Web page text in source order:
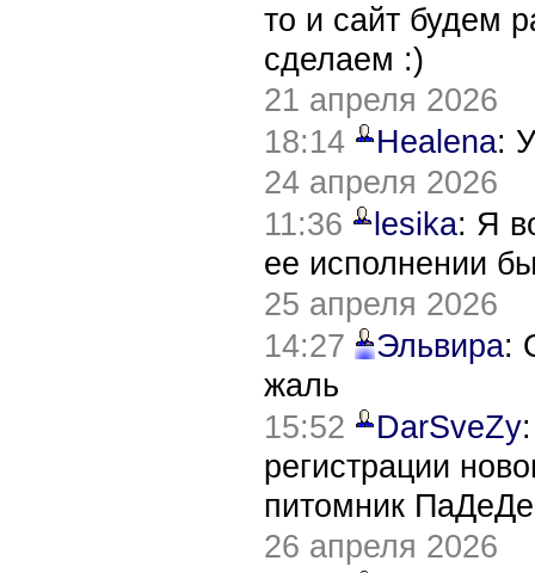
то и сайт будем
сделаем :)
21 апреля 2026
18:14
Healena:
24 апреля 2026
11:36
lesika: Я
ее исполнении
25 апреля 2026
14:27
Эльвира:
жаль
15:52
DarSveZy
регистрации
питомник
26 апреля 2026